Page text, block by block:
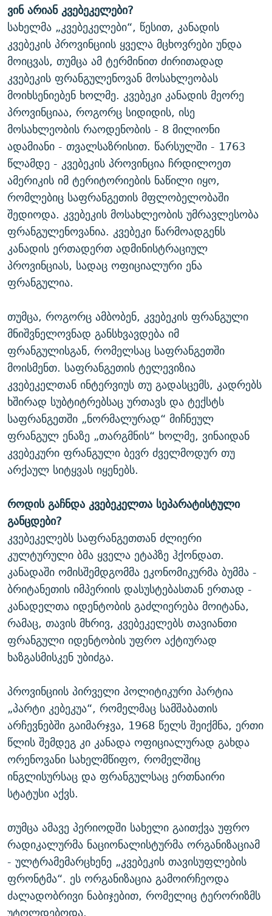
ვინ არიან კვებეკელები?
სახელმა „კვებეკელები“, წესით, კანადის
კვებეკის პროვინციის ყველა მცხოვრები უნდა
მოიცვას, თუმცა ამ ტერმინით ძირითადად
კვებეკის ფრანგულენოვან მოსახლეობას
მოიხსენიებენ ხოლმე. კვებეკი კანადის მეორე
პროვინციაა, როგორც სიდიდის, ისე
მოსახლეობის რაოდენობის - 8 მილიონი
ადამიანი - თვალსაზრისით. წარსულში - 1763
წლამდე - კვებეკის პროვინცია ჩრდილოეთ
ამერიკის იმ ტერიტორიების ნაწილი იყო,
რომლებიც საფრანგეთის მფლობელობაში
შედიოდა. კვებეკის მოსახლეობის უმრავლესობა
ფრანგულენოვანია. კვებეკი წარმოადგენს
კანადის ერთადერთ ადმინისტრაციულ
პროვინციას, სადაც ოფიციალური ენა
ფრანგულია.
თუმცა, როგორც ამბობენ, კვებეკის ფრანგული
მნიშვნელოვნად განსხვავდება იმ
ფრანგულისგან, რომელსაც საფრანგეთში
მოისმენთ. საფრანგეთის ტელევიზია
კვებეკელთან ინტერვიუს თუ გადასცემს, კადრებს
ხშირად სუბტიტრებსაც ურთავს და ტექსტს
საფრანგეთში „ნორმალურად“ მიჩნეულ
ფრანგულ ენაზე „თარგმნის“ ხოლმე, ვინაიდან
კვებეკური ფრანგული ბევრ ძველმოდურ თუ
არქაულ სიტყვას იყენებს.
როდის გაჩნდა კვებეკელთა სეპარატისტული
განცდები?
კვებეკელებს საფრანგეთთან ძლიერი
კულტურული ბმა ყველა ეტაპზე ჰქონდათ.
კანადაში ომისშემდგომმა ეკონომიკურმა ბუმმა -
ბრიტანეთის იმპერიის დასუსტებასთან ერთად -
კანადელთა იდენტობის გაძლიერება მოიტანა,
რამაც, თავის მხრივ, კვებეკელებს თავიანთი
ფრანგული იდენტობის უფრო აქტიურად
ხაზგასმისკენ უბიძგა.
პროვინციის პირველი პოლიტიკური პარტია
„პარტი კებეკუა“, რომელმაც სამშაბათის
არჩევნებში გაიმარჯვა, 1968 წელს შეიქმნა, ერთი
წლის შემდეგ კი კანადა ოფიციალურად გახდა
ორენოვანი სახელმწიფო, რომელშიც
ინგლისურსაც და ფრანგულსაც ერთნაირი
სტატუსი აქვს.
თუმცა ამავე პერიოდში სახელი გაითქვა უფრო
რადიკალურმა ნაციონალისტურმა ორგანიზაციამ
- ულტრამემარცხენე „კვებეკის თავისუფლების
ფრონტმა“. ეს ორგანიზაცია გამოირჩეოდა
ძალადობრივი ნაბიჯებით, რომელიც ტერორიზმს